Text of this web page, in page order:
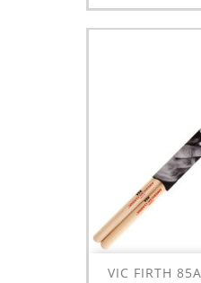
VIC FIRTH